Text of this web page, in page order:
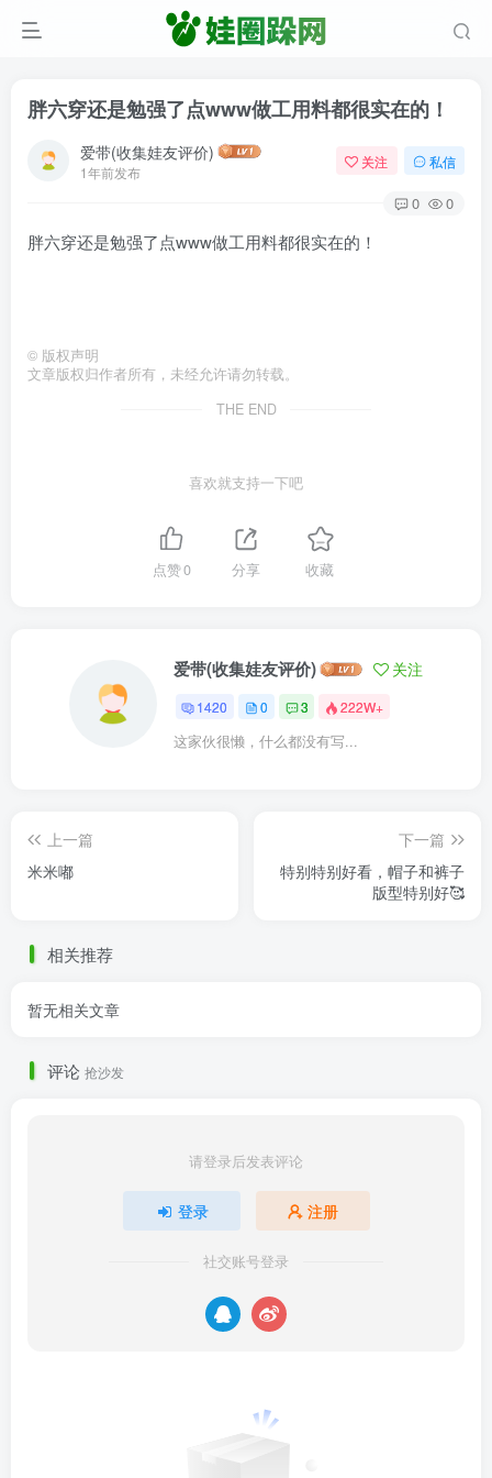
胖六穿还是勉强了点www做工用料都很实在的！
爱带(收集娃友评价)
1年前发布
关注 私信
0 0
胖六穿还是勉强了点www做工用料都很实在的！
© 版权声明
文章版权归作者所有，未经允许请勿转载。
THE END
喜欢就支持一下吧
点赞0 分享 收藏
爱带(收集娃友评价) 关注
1420 0 3 222W+
这家伙很懒，什么都没有写...
上一篇
米米嘟
下一篇
特别特别好看，帽子和裤子
版型特别好🥰
相关推荐
暂无相关文章
评论 抢沙发
请登录后发表评论
登录 注册
社交账号登录